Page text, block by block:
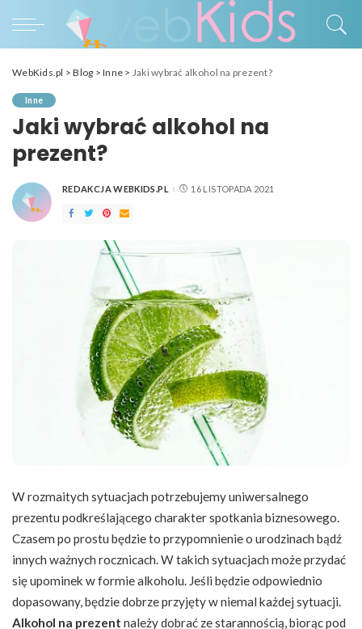
WebKids.pl >Blog >Inne > Jaki wybrać alkohol na prezent?
Inne
Jaki wybrać alkohol na
prezent?
POSTED
REDAKCJA WEBKIDS.PL 16 LISTOPADA 2021
W rozmaitych sytuacjach potrzebujemy uniwersalnego
prezentu podkreślającego charakter spotkania biznesowego.
Czasem po prostu będzie to przypomnienie o urodzinach bądź
innych ważnych rocznicach. W takich sytuacjach może przydać
się upominek w formie alkoholu. Jeśli będzie odpowiednio
dopasowany, będzie dobrze przyjęty w niemal każdej sytuacji.
Alkohol na prezent należy dobrać ze starannością, biorąc pod